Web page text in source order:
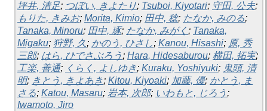
坪井, 清足; つぼい, きよたり; Tsuboi, Kiyotari; 守田, 公夫;
もりた, きみお; Morita, Kimio; 田中, 稔; たなか, みのる;
Tanaka, Minoru; 田中, 琢; たなか, みがく ; Tanaka,
Migaku; 狩野, 久; かのう, ひさし; Kanou, Hisashi; 原, 秀
三郎; はら, ひでさぶろう ; Hara, Hidesaburou; 横田, 拓実;
工楽, 善通; くらく, よしゆき; Kuraku, Yoshiyuki; 鬼頭, 清
明; きとう, きよあき; Kitou, Kiyoaki; 加藤, 優; かとう, ま
さる; Katou, Masaru; 岩本, 次郎; いわもと, じろう ;
Iwamoto, Jiro